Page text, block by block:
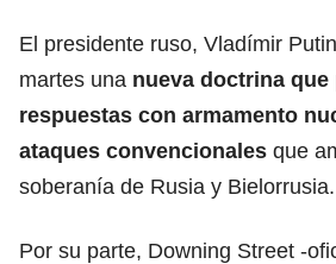
El presidente ruso, Vladímir
martes una nueva doctrina que
respuestas con armamento
ataques convencionales que
soberanía de Rusia y Bielorrusia.
Por su parte, Downing Street -